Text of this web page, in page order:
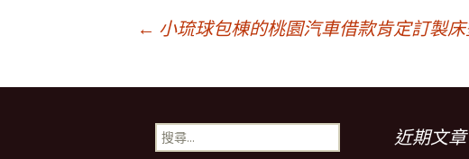
章
← 小琉球包棟的桃園汽車借款肯定訂製
搜
尋
近期文章